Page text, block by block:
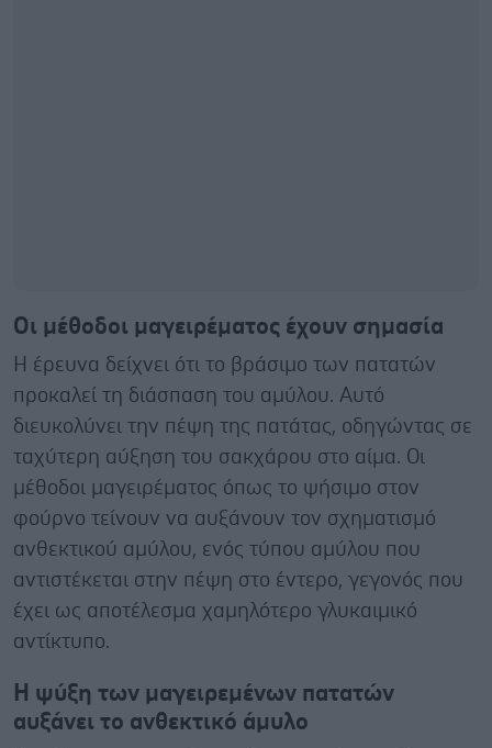
Οι μέθοδοι μαγειρέματος έχουν σημασία
Η έρευνα δείχνει ότι το βράσιμο των πατατών
προκαλεί τη διάσπαση του αμύλου. Αυτό
διευκολύνει την πέψη της πατάτας, οδηγώντας σε
ταχύτερη αύξηση του σακχάρου στο αίμα. Οι
μέθοδοι μαγειρέματος όπως το ψήσιμο στον
φούρνο τείνουν να αυξάνουν τον σχηματισμό
ανθεκτικού αμύλου, ενός τύπου αμύλου που
αντιστέκεται στην πέψη στο έντερο, γεγονός που
έχει ως αποτέλεσμα χαμηλότερο γλυκαιμικό
αντίκτυπο.
Η ψύξη των μαγειρεμένων πατατών
αυξάνει το ανθεκτικό άμυλο